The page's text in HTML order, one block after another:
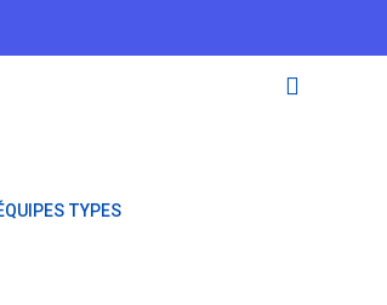
TYPES